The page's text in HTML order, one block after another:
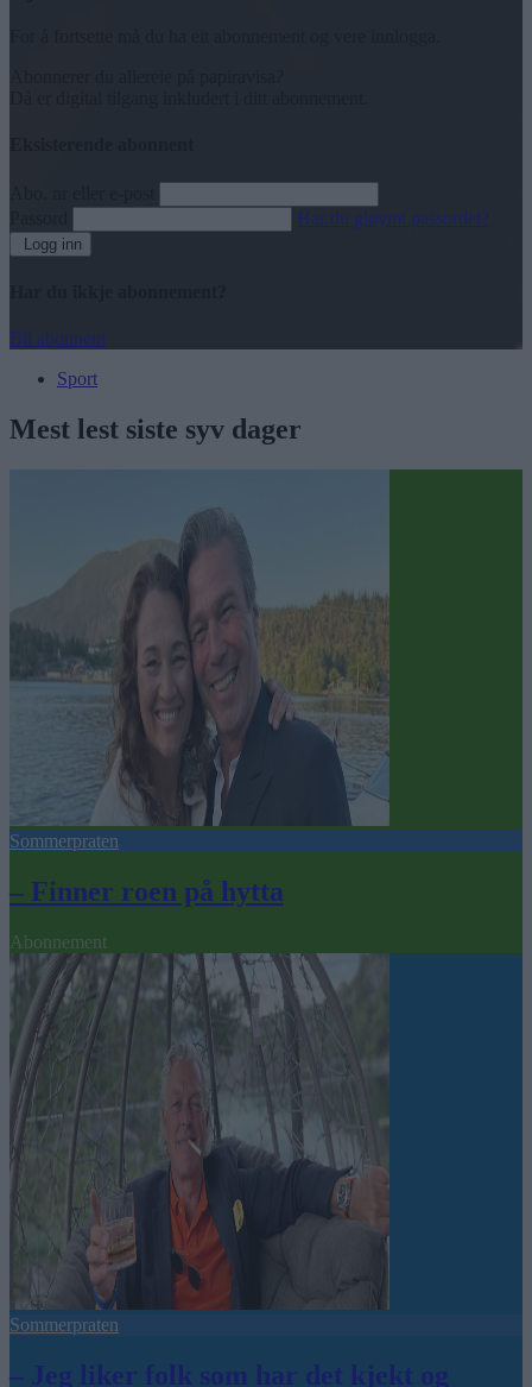
Har du gløymt passordet?
Logg inn
Bli abonnent
Sport
Mest lest siste syv dager
Sommerpraten
– Finner roen på hytta
Abonnement
Sommerpraten
– Jeg liker folk som har det kjekt og